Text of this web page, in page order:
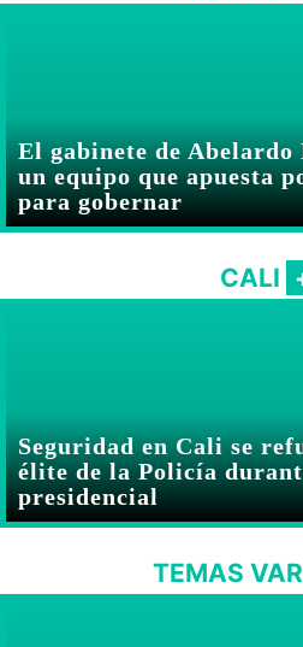
El gabinete de
un equipo que apuesta
para gobernar
CALI
Seguridad en Cali se
élite de la Policía
presidencial
TEMAS